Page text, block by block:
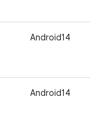
Android14
Android14